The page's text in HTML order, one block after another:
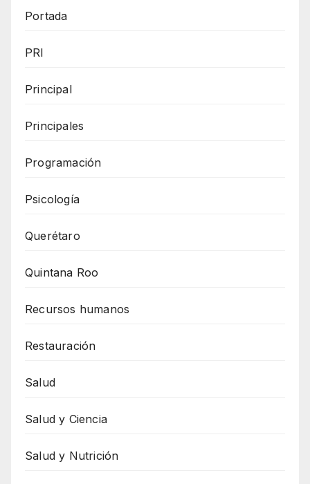
Portada
PRI
Principal
Principales
Programación
Psicología
Querétaro
Quintana Roo
Recursos humanos
Restauración
Salud
Salud y Ciencia
Salud y Nutrición